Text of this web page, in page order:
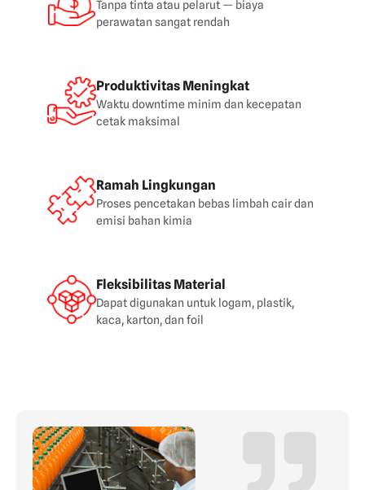
Tanpa tinta atau pelarut — biaya
perawatan sangat rendah
Produktivitas Meningkat
Waktu downtime minim dan kecepatan
cetak maksimal
Ramah Lingkungan
Proses pencetakan bebas limbah cair dan
emisi bahan kimia
Fleksibilitas Material
Dapat digunakan untuk logam, plastik,
kaca, karton, dan foil